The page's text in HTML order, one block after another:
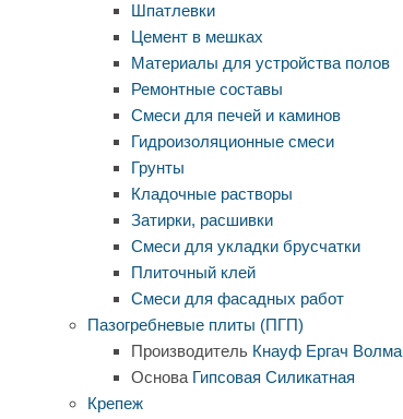
Шпатлевки
Цемент в мешках
Материалы для устройства полов
Ремонтные составы
Смеси для печей и каминов
Гидроизоляционные смеси
Грунты
Кладочные растворы
Затирки, расшивки
Смеси для укладки брусчатки
Плиточный клей
Смеси для фасадных работ
Пазогребневые плиты (ПГП)
Производитель Кнауф Ергач Волма
Основа Гипсовая Силикатная
Крепеж